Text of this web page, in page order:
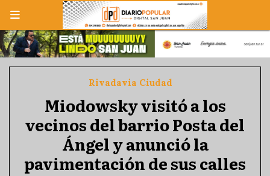
Miodowsky visitó a los
vecinos del barrio Posta del
Ángel y anunció la
pavimentación de sus calles
Rivadavia Ciudad